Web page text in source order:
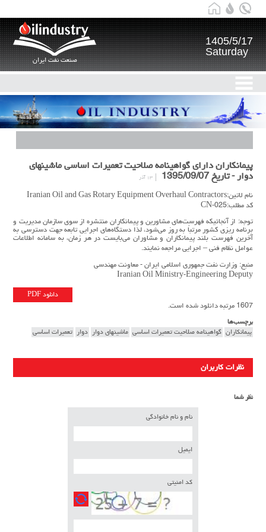
صنعت نفت ایران
1405/5/17
Saturday
پيمانكاران داراي گواهينامه صلاحیت تعميرات اساسي ماشينهاي
دوار - تاریخ 1395/09/07
۱۳ آذر
نام لاتین:Iranian Oil and Gas Rotary Equipment Overhaul Contractors
کد مطلب:CN-025
توجه: از آنجائيكه فهرست‌هاي مشاورین و پیمانکاران منتشره از سوي سازمان مدیریت و
برنامه ریزی کشور مرتباً به روز مي‌شود، لذا دستگاه‌هاي اجرايي تابعه جهت دسترسي به
آخرين فهرست بلند پيمانكاران و مشاوران مي‌بايست در هر زمان، به سامانه اطلاعات
عوامل نظام فني – اجرايي مراجعه نمايند.
منبع: وزارت نفت جمهوری اسلامی ایران - معاونت مهندسی
Iranian Oil Ministry-Engineering Deputy
دانلود PDF
1607 مرتبه دانلود شده است.
برچسب‌ها
پيمانكاران گواهينامه صلاحیت تعميرات اساسي ماشينهاي دوار دوار تعميرات اساسي
نظرات کاربران
نظر شما
نام و نام خانوادگی
ایمیل
کد امنیتی